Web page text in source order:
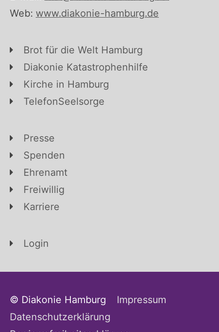
Web: www.diakonie-hamburg.de
Brot für die Welt Hamburg
Diakonie Katastrophenhilfe
Kirche in Hamburg
TelefonSeelsorge
Presse
Spenden
Ehrenamt
Freiwillig
Karriere
Login
© Diakonie Hamburg
Impressum
Datenschutzerklärung